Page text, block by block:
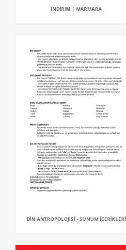
İNDIRIM | MARMARA
DİN ANTROPOLOJİSİ - SUNUM İÇERİKLERİ